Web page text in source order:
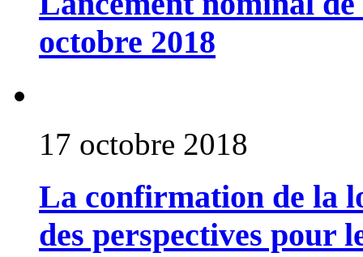
octobre 2018
17 octobre 2018
La confirmation de la
des perspectives pour